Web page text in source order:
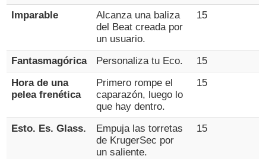
Imparable
Alcanza una baliza
del Beat creada por
un usuario.
15
Fantasmagórica Personaliza tu Eco.
15
Hora de una
pelea frenética
Primero rompe el
caparazón, luego lo
que hay dentro.
15
Esto. Es. Glass.
Empuja las torretas
de KrugerSec por
un saliente.
15